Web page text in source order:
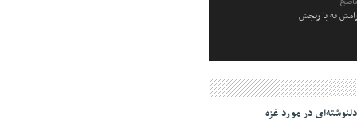
نه با رنجش
دلنوشته‌ای در مورد غزه